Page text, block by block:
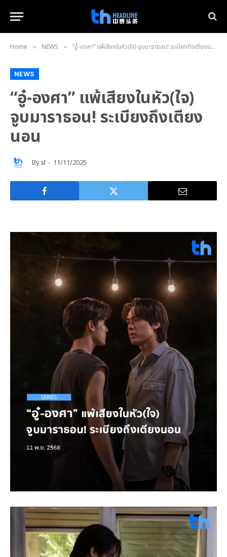
Home » NEWS » “อู๋-องศา” แพ้เสียงในหัว(ใจ) จูบมาราธอน! ระเบียงถึงเตียงนอน
NEWS
“อู๋-องศา” แพ้เสียงในหัว(ใจ)
จูบมาราธอน! ระเบียงถึงเตียง
นอน
Bysl 11/11/2025